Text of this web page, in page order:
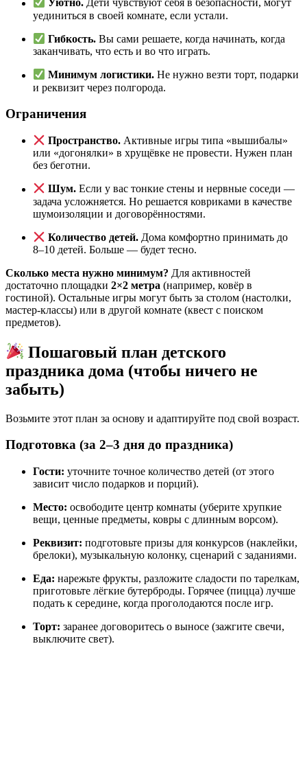
Уютно. Дети чувствуют себя в безопасности, могут
уединиться в своей комнате, если устали.
Гибкость. Вы сами решаете, когда начинать, когда
заканчивать, что есть и во что играть.
Минимум логистики. Не нужно везти торт, подарки
и реквизит через полгорода.
Ограничения
Пространство. Активные игры типа «вышибалы»
или «догонялки» в хрущёвке не провести. Нужен план
без беготни.
Шум. Если у вас тонкие стены и нервные соседи —
задача усложняется. Но решается ковриками в качестве
шумоизоляции и договорённостями.
Количество детей. Дома комфортно принимать до
8–10 детей. Больше — будет тесно.
Сколько места нужно минимум? Для активностей
достаточно площадки 2×2 метра (например, ковёр в
гостиной). Остальные игры могут быть за столом (настолки,
мастер-классы) или в другой комнате (квест с поиском
предметов).
Пошаговый план детского
праздника дома (чтобы ничего не
забыть)
Возьмите этот план за основу и адаптируйте под свой возраст.
Подготовка (за 2–3 дня до праздника)
Гости: уточните точное количество детей (от этого
зависит число подарков и порций).
Место: освободите центр комнаты (уберите хрупкие
вещи, ценные предметы, ковры с длинным ворсом).
Реквизит: подготовьте призы для конкурсов (наклейки,
брелоки), музыкальную колонку, сценарий с заданиями.
Еда: нарежьте фрукты, разложите сладости по тарелкам,
приготовьте лёгкие бутерброды. Горячее (пицца) лучше
подать к середине, когда проголодаются после игр.
Торт: заранее договоритесь о выносе (зажгите свечи,
выключите свет).